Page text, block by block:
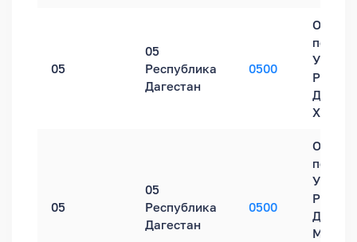
05
05
Республика
Дагестан
0500
УФНС
05
05
Республика
Дагестан
0500
УФНС